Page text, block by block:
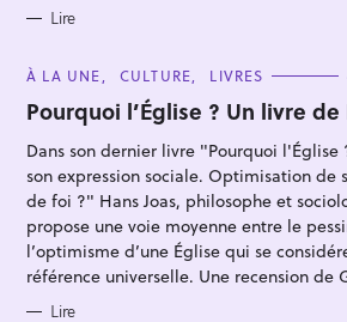
S Lire
C
T
E
O
I
E
S
À LA UNE CULTURE LIVRES
Pourquoi l’Église ? Un livre de
Dans son dernier livre "Pourquoi l'Église
son expression sociale. Optimisation de
de foi ?" Hans Joas, philosophe et
propose une voie moyenne entre le
l’optimisme d’une Église qui se
référence universelle. Une recension de
Lire